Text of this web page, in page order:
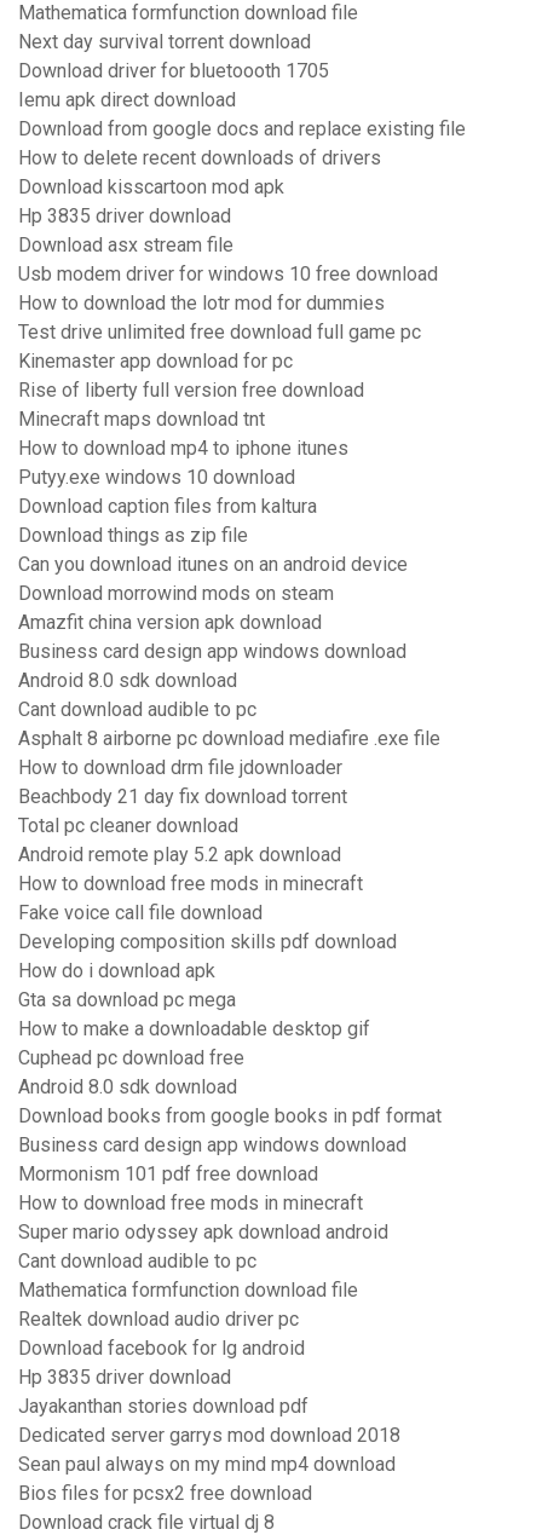
Mathematica formfunction download file
Next day survival torrent download
Download driver for bluetoooth 1705
Iemu apk direct download
Download from google docs and replace existing file
How to delete recent downloads of drivers
Download kisscartoon mod apk
Hp 3835 driver download
Download asx stream file
Usb modem driver for windows 10 free download
How to download the lotr mod for dummies
Test drive unlimited free download full game pc
Kinemaster app download for pc
Rise of liberty full version free download
Minecraft maps download tnt
How to download mp4 to iphone itunes
Putyy.exe windows 10 download
Download caption files from kaltura
Download things as zip file
Can you download itunes on an android device
Download morrowind mods on steam
Amazfit china version apk download
Business card design app windows download
Android 8.0 sdk download
Cant download audible to pc
Asphalt 8 airborne pc download mediafire .exe file
How to download drm file jdownloader
Beachbody 21 day fix download torrent
Total pc cleaner download
Android remote play 5.2 apk download
How to download free mods in minecraft
Fake voice call file download
Developing composition skills pdf download
How do i download apk
Gta sa download pc mega
How to make a downloadable desktop gif
Cuphead pc download free
Android 8.0 sdk download
Download books from google books in pdf format
Business card design app windows download
Mormonism 101 pdf free download
How to download free mods in minecraft
Super mario odyssey apk download android
Cant download audible to pc
Mathematica formfunction download file
Realtek download audio driver pc
Download facebook for lg android
Hp 3835 driver download
Jayakanthan stories download pdf
Dedicated server garrys mod download 2018
Sean paul always on my mind mp4 download
Bios files for pcsx2 free download
Download crack file virtual dj 8